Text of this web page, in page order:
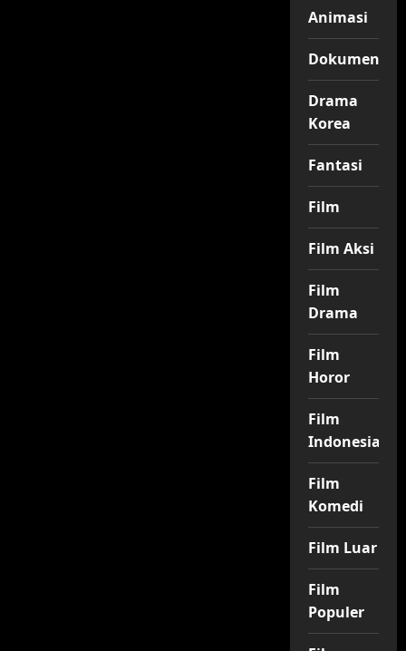
Animasi
Dokumenter
Drama
Korea
Fantasi
Film
Film Aksi
Film
Drama
Film
Horor
Film
Indonesia
Film
Komedi
Film Luar
Film
Populer